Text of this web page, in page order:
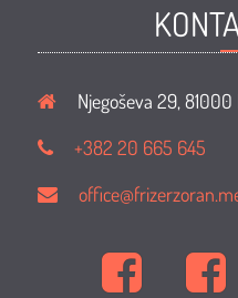
Njegoševa 29,
+382 20 665 645
mode